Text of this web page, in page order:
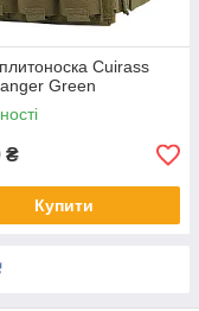
Cuirass
Green
₴
Купити